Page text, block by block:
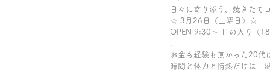
日々に寄り添う、焼きたて
☆ 3月26日（土曜日）☆
OPEN 9:30〜 日の入り（
お金も経験も無かった20代
時間と体力と情熱だけは　